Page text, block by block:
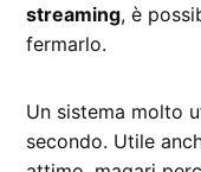
streaming, è
fermarlo.
Un sistema molto
secondo. Utile